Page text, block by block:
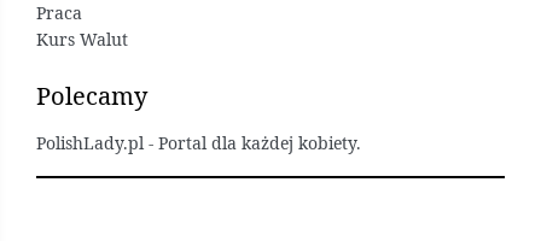
Praca
Kurs Walut
Polecamy
PolishLady.pl - Portal dla każdej kobiety.